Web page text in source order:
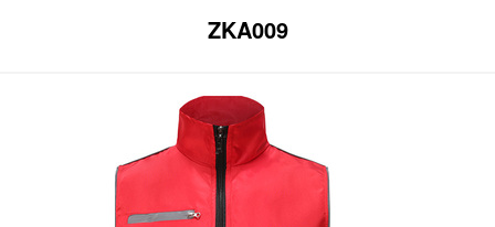
ZKA009